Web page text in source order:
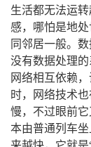
生活都无法运
感，哪怕是地
同邻居一般。
没有数据处理
网络相互依赖
时，网络技术
慢，不过眼前
本由普通列车